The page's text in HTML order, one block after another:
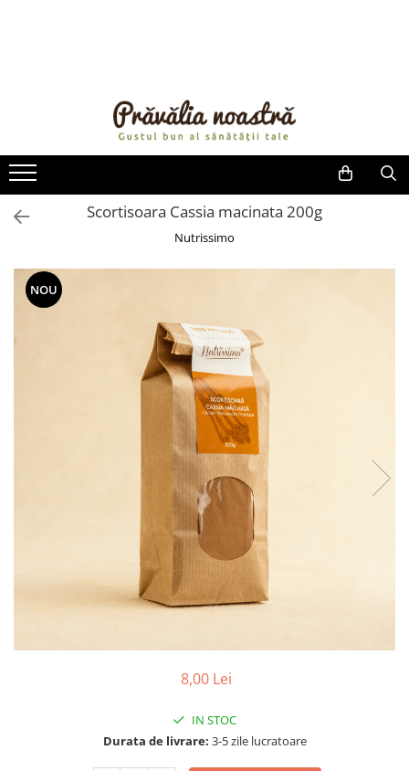
ULEIURI ȘI UNTURI
MĂSLINE
NUCI ȘI SEMINȚE
FRUCTE DESHIDRATATE
FRUCTE LA CONSERVĂ
OȚETURI ȘI SOSURI
BĂUTURI / LAPTE VEGETAL
LACTATE
BACANIE
TOATE PRODUSELE
Scortisoara Cassia macinata 200g
Nutrissimo
NOU
8,00 Lei
IN STOC
Durata de livrare: 3-5 zile lucratoare